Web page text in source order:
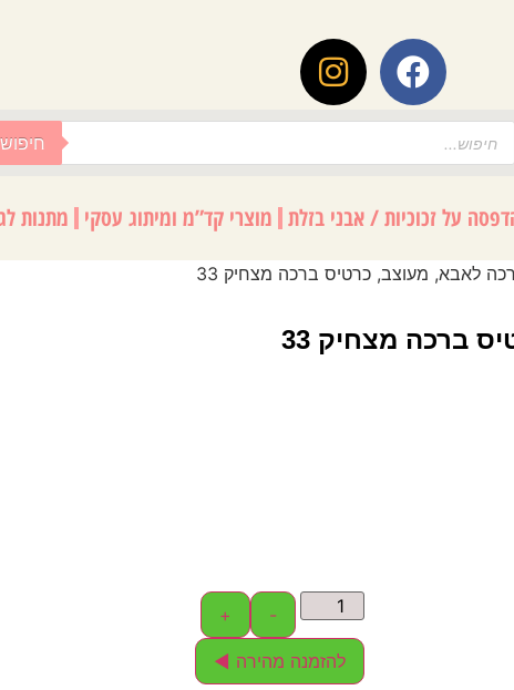
חיפוש
על זכוכיות / אבני בזלת מוצרי קד”מ ומיתוג עסקי מתנות
לאבא, מעוצב, כרטיס ברכה מצחיק 33
ברכה מצחיק 33
-
+
להזמנה מהירה ◄